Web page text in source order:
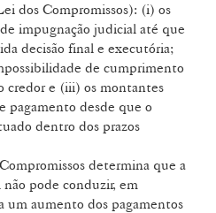
dos Compromissos): (i) os
impugnação judicial até que
decisão final e executória;
de cumprimento
credor e (iii) os montantes
pagamento desde que o
dentro dos prazos
determina que a
pode conduzir, em
um aumento dos pagamentos